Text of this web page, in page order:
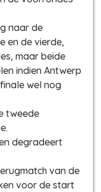
naar de
en de vierde,
maar beide
indien Antwerp
wel nog
tweede
degradeert
van de
voor de start